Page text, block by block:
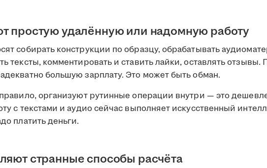
простую удалённую или надомную работу
собирать конструкции по образцу, обрабатывать
тексты, комментировать и ставить лайки, оставлять отзывы.
большую зарплату. Это может быть обман.
организуют рутинные операции внутри — это
с текстами и аудио сейчас выполняет искусственный
платить деньги.
странные способы расчёта